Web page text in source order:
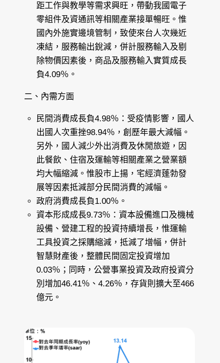
距工作與教學等需求興旺，帶動我國電子
零組件及資通訊等相關產業接單暢旺。惟
國內外施實邊境管制，致使來台人次幾近
凍結，服務輸出銳減，併計服務輸入及剔
除物價因素後，商品及服務輸入實質成長
負4.09％。
二、內需方面
民間消費成長負4.98％：受疫情影響，國人
出國人次重挫98.94％，創歷年最大減幅。
另外，國人減少外出消費及休閒旅遊，因
此餐飲、住宿及運輸等相關產業之營業額
均大幅縮減。惟股市上揚，宅經濟蓬勃發
展等因素抵減部分民間消費的減幅。
政府消費成長負1.00％。
資本形成成長9.73％：資本設備進口及機械
設備、營建工程的投資持續增長，惟運輸
工具投資之採購縮減，抵減了增幅，併計
智慧財產後，整體民間固定投資增加
0.03％；同時，公營事業投資及政府投資分
別增加46.41％、4.26％，存貨則擴大至466
億元。